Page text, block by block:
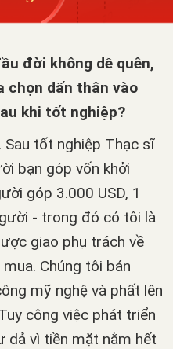
đời không dễ quên,
chọn dấn thân vào
khi tốt nghiệp?
Sau tốt nghiệp Thạc sĩ
bạn góp vốn khởi
góp 3.000 USD, 1
- trong đó có tôi là
giao phụ trách về
Chúng tôi bán
mỹ nghệ và phất lên
công việc phát triển
dả vì tiền mặt nằm hết